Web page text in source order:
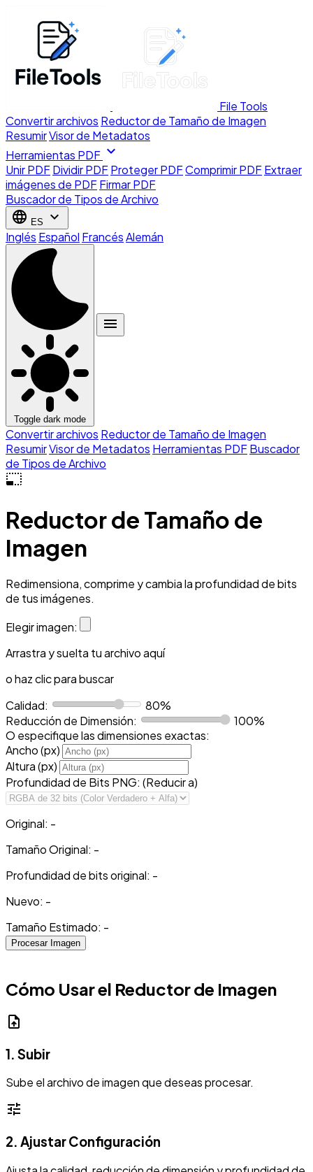
File Tools
Convertir archivos Reductor de Tamaño de Imagen
ResumirVisor de Metadatos
Herramientas PDF expand_more
Unir PDFDividir PDFProteger PDFComprimir PDFExtraer
imágenes de PDFFirmar PDF
Buscador de Tipos de Archivo
language ES expand_more
Inglés Español FrancésAlemán
Toggle dark mode
menu
Convertir archivos Reductor de Tamaño de Imagen
ResumirVisor de Metadatos Herramientas PDFBuscador
de Tipos de Archivo
photo_size_select_small
Reductor de Tamaño de
Imagen
Redimensiona, comprime y cambia la profundidad de bits
de tus imágenes.
Elegir imagen:
Arrastra y suelta tu archivo aquí
o haz clic para buscar
Calidad:
80%
Reducción de Dimensión:
100%
O especifique las dimensiones exactas:
Ancho (px)
Altura (px)
Profundidad de Bits PNG: (Reducir a)
Original: -
Tamaño Original: -
Profundidad de bits original: -
Nuevo: -
Tamaño Estimado: -
Procesar Imagen
Cómo Usar el Reductor de Imagen
upload_file
1. Subir
Sube el archivo de imagen que deseas procesar.
tune
2. Ajustar Configuración